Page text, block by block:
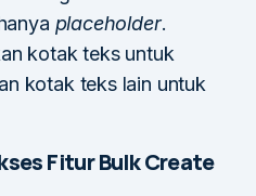
placeholder.
kotak teks untuk
kotak teks lain untuk
Fitur Bulk Create